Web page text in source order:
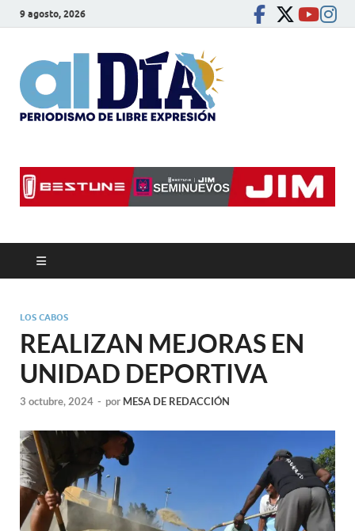
9 agosto, 2026
LOS CABOS
REALIZAN MEJORAS EN
UNIDAD DEPORTIVA
3 octubre, 2024 - por MESA DE REDACCIÓN